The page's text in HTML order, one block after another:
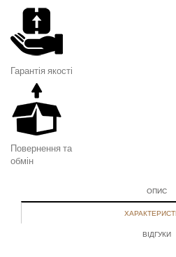
Гарантія якості
Повернення та
обмін
ОПИС
ВІДГУКИ